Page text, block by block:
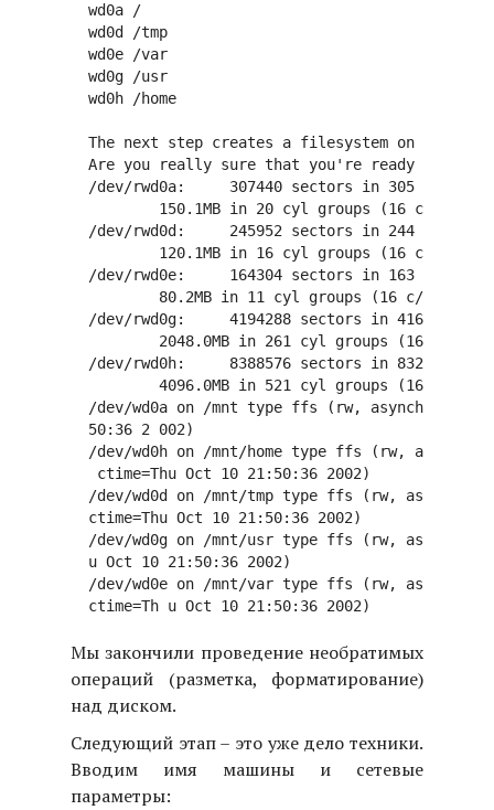
  wd0a /
  wd0d /tmp
  wd0e /var
  wd0g /usr
  wd0h /home
The next step creates a filesystem on each
Are you really sure that you're ready to
/dev/rwd0a:     307440 sectors in 305
150.1MB in 20 cyl groups (16 c/g,
/dev/rwd0d:     245952 sectors in 244
120.1MB in 16 cyl groups (16 c/g,
/dev/rwd0e:     164304 sectors in 163
80.2MB in 11 cyl groups (16 c/g,
/dev/rwd0g:     4194288 sectors in 4161
2048.0MB in 261 cyl groups (16 c/g,
/dev/rwd0h:     8388576 sectors in 8322
4096.0MB in 521 cyl groups (16 c/g,
/dev/wd0a on /mnt type ffs (rw, asynchronous,
  50:36 2 002)
/dev/wd0h on /mnt/home type ffs (rw,
   ctime=Thu Oct 10 21:50:36 2002)
/dev/wd0d on /mnt/tmp type ffs (rw,
  ctime=Thu Oct 10 21:50:36 2002)
/dev/wd0g on /mnt/usr type ffs (rw,
  u Oct 10 21:50:36 2002)
/dev/wd0e on /mnt/var type ffs (rw,
Мы закончили проведение необратимых
операций (разметка, форматирование)
над диском.
Следующий этап – это уже дело техники.
Вводим имя машины и сетевые
параметры: